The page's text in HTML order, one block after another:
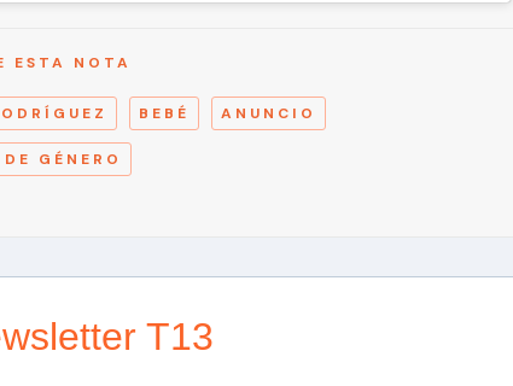
ESTA NOTA
BEBÉ ANUNCIO
GÉNERO
T13